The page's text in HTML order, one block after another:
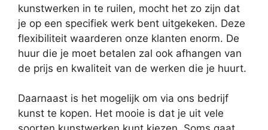
kunstwerken in te ruilen, mocht het zo zijn dat
je op een specifiek werk bent uitgekeken. Deze
flexibiliteit waarderen onze klanten enorm. De
huur die je moet betalen zal ook afhangen van
de prijs en kwaliteit van de werken die je huurt.
Daarnaast is het mogelijk om via ons bedrijf
kunst te kopen. Het mooie is dat je uit vele